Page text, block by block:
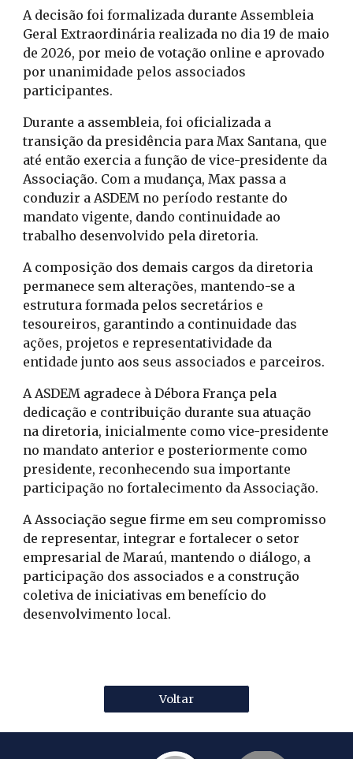
A decisão foi formalizada durante Assembleia
Geral Extraordinária realizada no dia 19 de maio
de 2026, por meio de votação online e aprovado
por unanimidade pelos associados
participantes.
Durante a assembleia, foi oficializada a
transição da presidência para Max Santana, que
até então exercia a função de vice-presidente da
Associação. Com a mudança, Max passa a
conduzir a ASDEM no período restante do
mandato vigente, dando continuidade ao
trabalho desenvolvido pela diretoria.
A composição dos demais cargos da diretoria
permanece sem alterações, mantendo-se a
estrutura formada pelos secretários e
tesoureiros, garantindo a continuidade das
ações, projetos e representatividade da
entidade junto aos seus associados e parceiros.
A ASDEM agradece à Débora França pela
dedicação e contribuição durante sua atuação
na diretoria, inicialmente como vice-presidente
no mandato anterior e posteriormente como
presidente, reconhecendo sua importante
participação no fortalecimento da Associação.
A Associação segue firme em seu compromisso
de representar, integrar e fortalecer o setor
empresarial de Maraú, mantendo o diálogo, a
participação dos associados e a construção
coletiva de iniciativas em benefício do
desenvolvimento local.
Voltar